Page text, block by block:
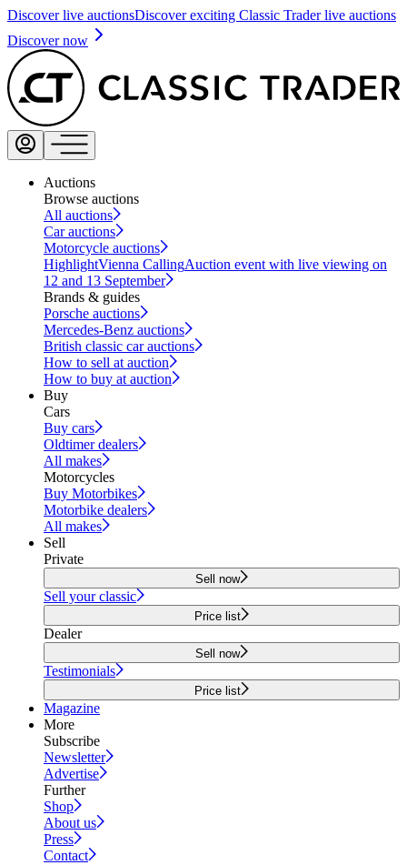
Discover live auctionsDiscover exciting Classic Trader live auctions
Discover now
Auctions
Browse auctions
All auctions
Car auctions
Motorcycle auctions
HighlightVienna CallingAuction event with live viewing on
12 and 13 September
Brands & guides
Porsche auctions
Mercedes-Benz auctions
British classic car auctions
How to sell at auction
How to buy at auction
Buy
Cars
Buy cars
Oldtimer dealers
All makes
Motorcycles
Buy Motorbikes
Motorbike dealers
All makes
Sell
Private
Sell now
Sell your classic
Price list
Dealer
Sell now
Testimonials
Price list
Magazine
More
Subscribe
Newsletter
Advertise
Further
Shop
About us
Press
Contact